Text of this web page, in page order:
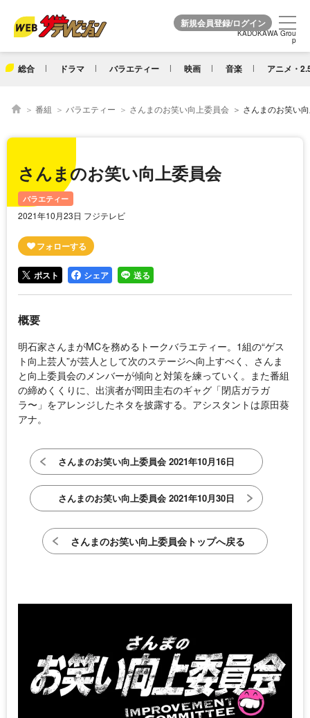
KADOKAWA Grou
p
総合 ドラマ バラエティー 映画 音楽 アニメ・
KADOKAWA Grou
p
番組 バラエティー さんまのお笑い向上委員会 さんまのお笑い
さんまのお笑い向上委員会
バラエティー
2021年10月23日 フジテレビ
ポスト シェア 送る
概要
明石家さんまがMCを務めるトークバラエティー。1組の“ゲス
ト向上芸人”が芸人として次のステージへ向上すべく、さんま
と向上委員会のメンバーが傾向と対策を練っていく。また番組
の締めくくりに、出演者が岡田圭右のギャグ「閉店ガラガ
ラ〜」をアレンジしたネタを披露する。アシスタントは原田葵
アナ。
さんまのお笑い向上委員会 2021年10月16日
さんまのお笑い向上委員会 2021年10月30日
さんまのお笑い向上委員会トップへ戻る